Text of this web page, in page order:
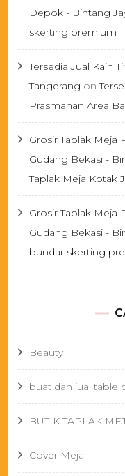
Depok - Bintang
skerting premium
Tersedia Jual Kain
Tangerang on
Prasmanan Area
Grosir Taplak Meja
Gudang Bekasi -
Taplak Meja Kotak
Grosir Taplak Meja
Gudang Bekasi -
bundar skerting
Beauty
buat dan jual table
BUTIK TAPLAK
Cover Meja